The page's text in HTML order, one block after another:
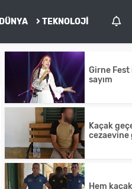
DÜNYA TEKNOLOJI
Girne
sayım
Kaçak
Hem